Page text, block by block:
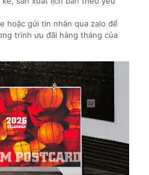
hoặc gửi tin nhắn qua zalo để
trình ưu đãi hàng tháng của